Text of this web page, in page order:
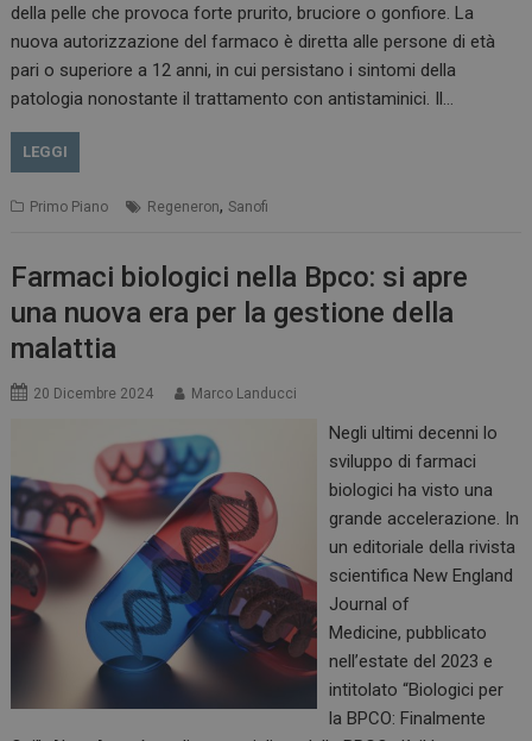
della pelle che provoca forte prurito, bruciore o gonfiore. La
nuova autorizzazione del farmaco è diretta alle persone di età
pari o superiore a 12 anni, in cui persistano i sintomi della
patologia nonostante il trattamento con antistaminici. Il…
LEGGI
Primo Piano Regeneron,Sanofi
Farmaci biologici nella Bpco: si apre
una nuova era per la gestione della
malattia
20 Dicembre 2024 Marco Landucci
Negli ultimi decenni lo
sviluppo di farmaci
biologici ha visto una
grande accelerazione. In
un editoriale della rivista
scientifica New England
Journal of
Medicine, pubblicato
nell’estate del 2023 e
intitolato “Biologici per
la BPCO: Finalmente